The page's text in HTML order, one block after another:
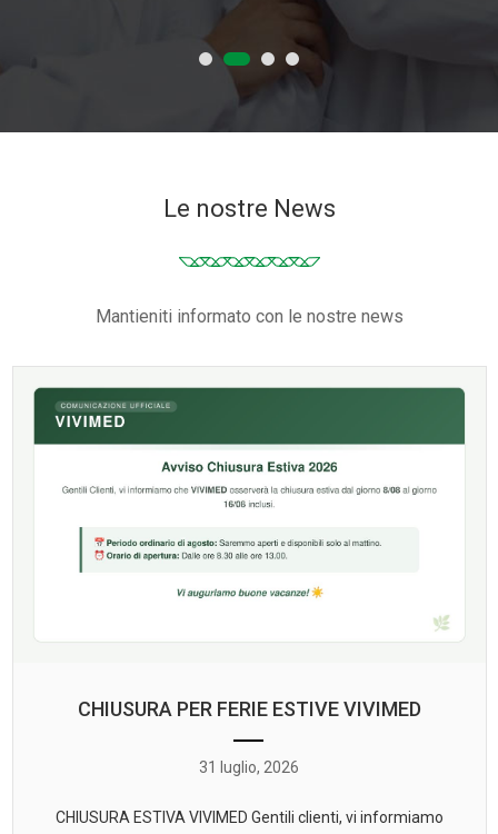
Le nostre News
Mantieniti informato con le nostre news
CHIUSURA PER FERIE ESTIVE VIVIMED
31 luglio, 2026
CHIUSURA ESTIVA VIVIMED Gentili clienti, vi informiamo